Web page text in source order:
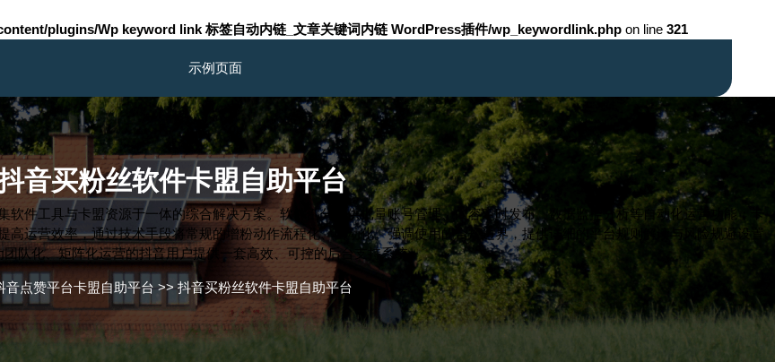
plugins/Wp keyword link 标签自动内链_文章关键词内链 WordPress插件/wp_keywordlink.php on line 321
示例页面
音买粉丝软件卡盟自助平台
软件工具与卡盟资源于一体的综合解决方案。软件部分提供批量账号管理、内容定时发布、数据监控分析等自动化运营功能；卡
运营效率，通过技术手段将常规的增粉动作流程化、自动化。强调使用的合规边界，提供详细的平台规则解读与风险规避设置
团队化、矩阵化运营的抖音用户提供一套高效、可控的后台支持系统。
音点赞平台卡盟自助平台 >> 抖音买粉丝软件卡盟自助平台